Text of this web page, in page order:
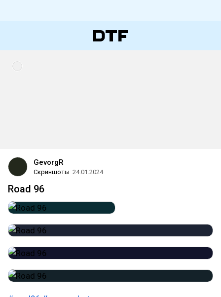
GevorgR
Скриншоты 24.01.2024
Road 96